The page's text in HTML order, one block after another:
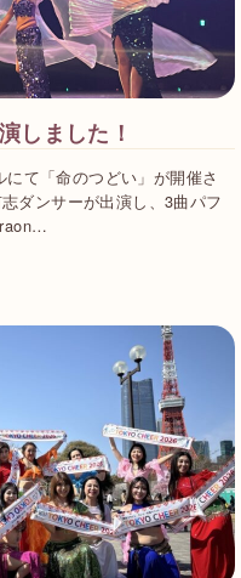
しました！
て「命のつどい」が開催さ
ダンサーが出演し、3曲パフ